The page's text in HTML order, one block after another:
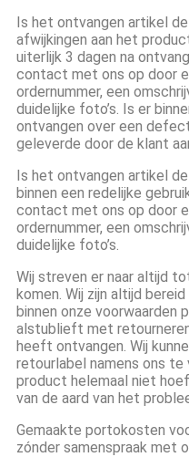
Is het ontvangen artikel
afwijkingen aan het
uiterlijk 3 dagen na
contact met ons op door
ordernummer, een
duidelijke foto’s. Is er
ontvangen over een
geleverde door de klant
Is het ontvangen artikel
binnen een redelijke
contact met ons op door
ordernummer, een
duidelijke foto’s.
Wij streven er naar altijd
komen. Wij zijn altijd
binnen onze voorwaarden
alstublieft met
heeft ontvangen. Wij
retourlabel namens ons
product helemaal niet
van de aard van het
Gemaakte portokosten
zónder samenspraak met